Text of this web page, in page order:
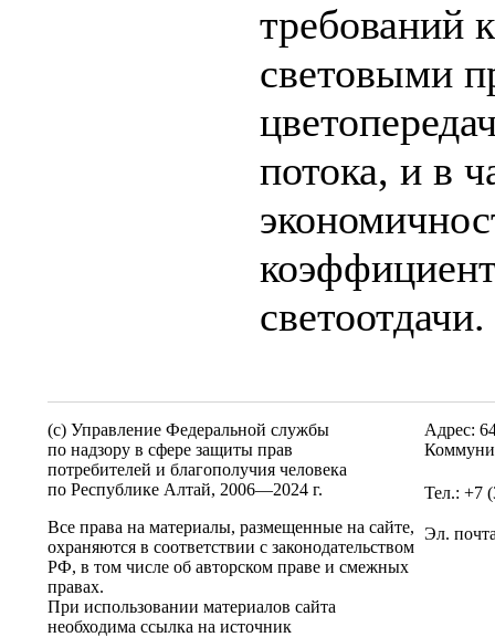
требований
световыми
потока, и в
светоотдачи.
(c) Управление Федеральной службы
по надзору в сфере защиты прав
потребителей и благополучия человека
по Республике Алтай, 2006—2024 г.
Все права на материалы, размещенные на сайте,
охраняются в соответствии с законодательством
РФ, в том числе об авторском праве и смежных
правах.
При использовании материалов сайта
необходима ссылка на источник
Адрес:
Тел.: +7
Эл.